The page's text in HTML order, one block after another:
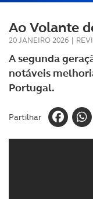
Ao Volante
20 JANEIRO 2026 |
A segunda
notáveis
Portugal.
Partilhar